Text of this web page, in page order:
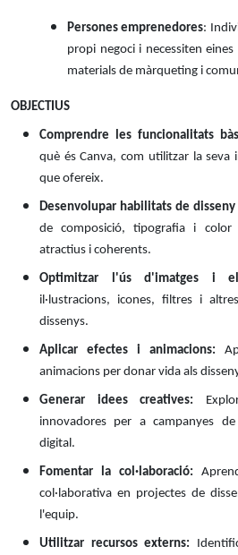
Persones emprenedores:
propi negoci i necessiten
materials de màrqueting i
OBJECTIUS
Comprendre les funcionalitats
què és Canva, com utilitzar la seva
que ofereix.
Desenvolupar habilitats de disseny
de composició, tipografia i color
atractius i coherents.
Optimitzar l'ús d'imatges i
il·lustracions, icones, filtres i
dissenys.
Aplicar efectes i animacions:
animacions per donar vida als
Generar idees creatives:
innovadores per a campanyes
digital.
Fomentar la col·laboració:
col·laborativa en projectes de
l'equip.
Utilitzar recursos externs: